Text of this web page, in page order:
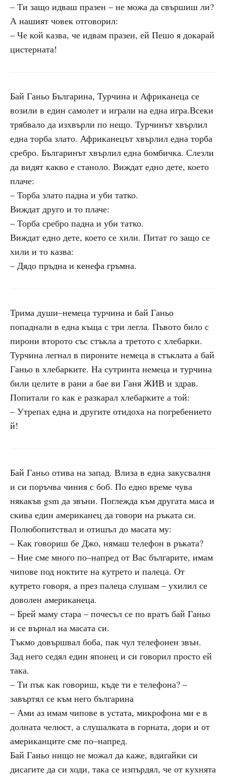
– Ти защо идваш празен – не можа да свършиш ли?
А нашият човек отговорил:
– Че кой казва, че идвам празен, ей Пешо я докарай
цистерната!
Бай Ганьо Българина, Турчина и Африканеца се
возили в един самолет и играли на една игра.Всеки
трябвало да изхвърли по нещо. Турчинът хвърлил
една торба злато. Африканецът хвърлил една торба
сребро. Българинът хвърлил една бомбичка. Слезли
да видят какво е станоло. Виждат едно дете, което
плаче:
– Торба злато падна и уби татко.
Виждат друго и то плаче:
– Торба сребро падна и уби татко.
Виждат едно дете, което се хили. Питат го защо се
хили и то казва:
– Дядо пръдна и кенефа гръмна.
Трима души–немеца турчина и бай Ганьо
попаднали в една къща с три легла. Пъвото било с
пирони второто със стъкла а третото с хлебарки.
Турчина легнал в пироните немеца в стъклата а бай
Ганьо в хлебарките. На сутринта немеца и турчина
били целите в рани а бае ви Ганя ЖИВ и здрав.
Попитали го как е разкарал хлебарките а той:
– Утрепах една и другите отидоха на погребението
й!
Бай Ганьо отива на запад. Влиза в една закусвалня
и си поръчва чиния с боб. По едно време чува
някакъв gsm да звъни. Поглежда към другата маса и
скива един американец да говори на ръката си.
Полюбопитствал и отишъл до масата му:
– Как говориш бе Джо, нямаш телефон в ръката?
– Ние сме много по–напред от Вас българите, имам
чипове под ноктите на кутрето и палеца. От
кутрето говоря, а през палеца слушам – ухилил се
доволен американеца.
– Брей маму стара – почесъл се по вратъ бай Ганьо
и се върнал на масата си.
Тъкмо довършвал боба, пак чул телефонен звън.
Зад него седял един японец и си говорил просто ей
така.
– Ти пък как говориш, къде ти е телефона? –
завъртял се към него българина
– Ами аз имам чипове в устата, микрофона ми е в
долната челюст, а слушалката в горната, дори и от
американците сме по–напред.
Бай Ганьо нищо не можал да каже, вдигайки си
дисагите да си ходи, така се изпърдял, че от кухнята